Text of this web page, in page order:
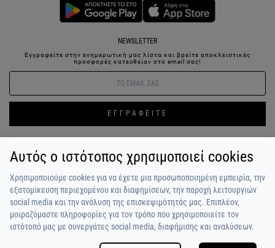
NEWSLETTER
Εγγραφείτε στην ενημερωτική μας λίστα και βρείτε αποκλειστικές
προσφορές κατευθείαν στο email σας!
ΕΓΓΡΑΦΕΙΤΕ
ΣΥΝΔΕΣΗ / ΕΓΓΡΑΦΗ ΑΓΑΠΗΜΕΝΑ ΕΠΙΚΟΙΝΩΝΙΑ
ΟΡΟΙ ΧΡΗΣΗΣ
ΠΟΙΟΙ ΕΙΜΑΣΤΕ
ΠΛΗΡΩΜΗ / ΑΠΟΣΤΟΛΗ
ΠΟΛΙΤΙΚΗ ΑΠΟΡΡΗΤΟΥ
Η ΟΜΑΔΑ
ΣΧΟΛΙΑ
ΠΕΛΑΤΩΝ
Αυτός ο ιστότοπος χρησιμοποιεί cookies
Χρησιμοποιούμε cookies για να έχετε μια προσωποποιημένη εμπειρία, την
εξατομίκευση περιεχομένου και διαφημίσεων, την παροχή λειτουργιών
social media και την ανάλυση της επισκεψιμότητάς μας. Επιπλέον,
μοιραζόμαστε πληροφορίες για τον τρόπο που χρησιμοποιείτε τον
ιστότοπό μας με συνεργάτες social media, διαφήμισης και αναλύσεων.